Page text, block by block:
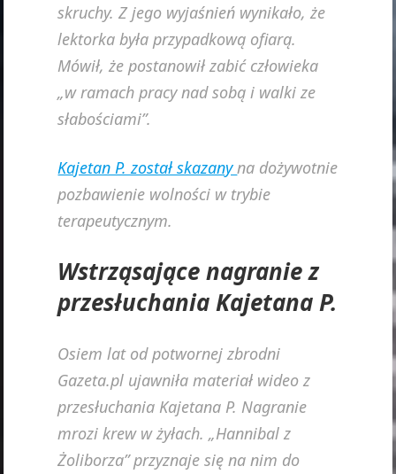
skruchy. Z jego wyjaśnień wynikało, że
lektorka była przypadkową ofiarą.
Mówił, że postanowił zabić człowieka
„w ramach pracy nad sobą i walki ze
słabościami”.
Kajetan P. został skazanyna dożywotnie
pozbawienie wolności w trybie
terapeutycznym.
Wstrząsające nagranie z
przesłuchania Kajetana P.
Osiem lat od potwornej zbrodni
Gazeta.pl ujawniła materiał wideo z
przesłuchania Kajetana P. Nagranie
mrozi krew w żyłach. „Hannibal z
Żoliborza” przyznaje się na nim do